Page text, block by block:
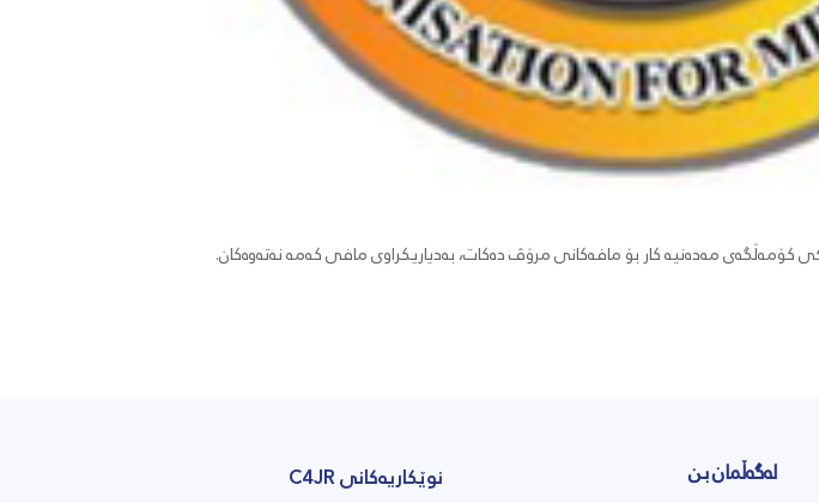
کۆمەڵگەی مەدەنیە کار بۆ مافەکانی مرۆڤ دەکات، بەدیاریکراوی مافی کەمە نەتەوەکان.
نوێکاریەکانی C4JR
لەگەڵمان بن